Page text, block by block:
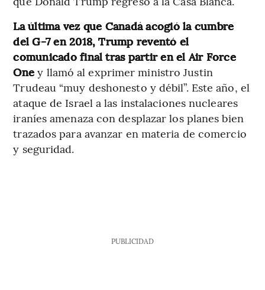
La última vez que Canadá acogió la cumbre
del G-7 en 2018, Trump reventó el
comunicado final tras partir en el Air Force
Oney llamó al exprimer ministro Justin
Trudeau “muy deshonesto y débil”. Este año, el
ataque de Israel a las instalaciones nucleares
iraníes amenaza con desplazar los planes bien
trazados para avanzar en materia de comercio
y seguridad.
PUBLICIDAD